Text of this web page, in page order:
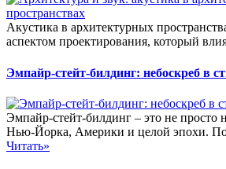
Акустика в архитектурных
аспектом проектирования, который
Эмпайр-стейт-билдинг: небоскреб в
Эмпайр-стейт-билдинг – это не просто
Нью-Йорка, Америки и целой эпохи.
Читать»